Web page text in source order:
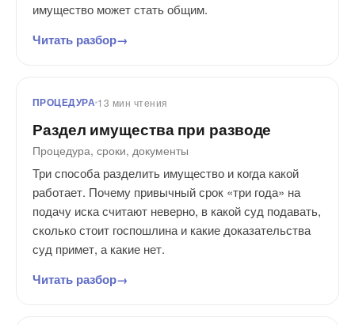
имущество может стать общим.
Читать разбор
ПРОЦЕДУРА 13 мин чтения
Раздел имущества при разводе
Процедура, сроки, документы
Три способа разделить имущество и когда какой
работает. Почему привычный срок «три года» на
подачу иска считают неверно, в какой суд подавать,
сколько стоит госпошлина и какие доказательства
суд примет, а какие нет.
Читать разбор